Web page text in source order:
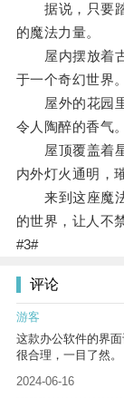
据说，只要踏
的魔法力量。
屋内摆放着古
于一个奇幻世界。
屋外的花园里
令人陶醉的香气。
屋顶覆盖着星
内外灯火通明，
来到这座魔法
的世界，让人不
#3#
评论
游客
这款办公软件的界
很合理，一目了然。
2024-06-16